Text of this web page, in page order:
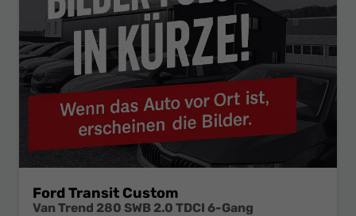
Ford Transit Custom
Van Trend 280 SWB 2.0 TDCI 6-Gang